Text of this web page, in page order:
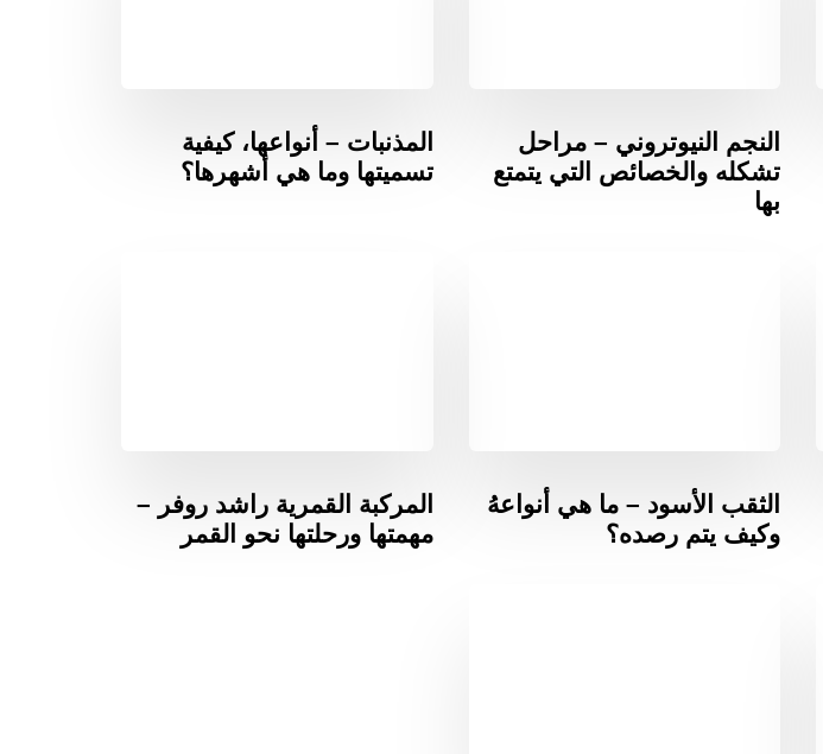
النجم النيوتروني – مراحل
تشكله والخصائص التي يتمتع
بها
المذنبات – أنواعها، كيفية
تسميتها وما هي أشهرها؟
الثقب الأسود – ما هي أنواعهُ
وكيف يتم رصده؟
المركبة القمرية راشد روفر –
مهمتها ورحلتها نحو القمر